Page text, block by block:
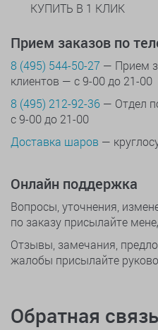
КУПИТЬ В 1 КЛИК
Прием заказов по
8 (495) 544-50-27 — Прием
клиентов — с 9-00 до 21-00
8 (495) 212-92-36 — Отдел
с 9-00 до 21-00
Доставка шаров —
Онлайн поддержка
Вопросы, уточнения,
по заказу присылайте
Отзывы, замечания,
жалобы присылайте
Обратная связь